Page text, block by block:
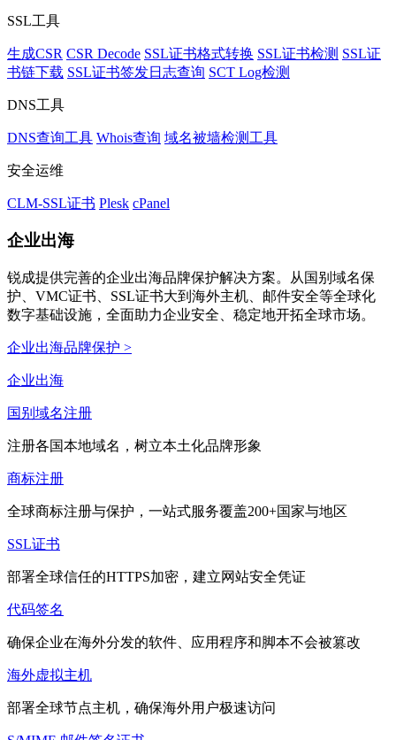
SSL工具
生成CSR CSR Decode SSL证书格式转换 SSL证书检测 SSL证
书链下载 SSL证书签发日志查询 SCT Log检测
DNS工具
DNS查询工具 Whois查询 域名被墙检测工具
安全运维
CLM-SSL证书 Plesk cPanel
企业出海
锐成提供完善的企业出海品牌保护解决方案。从国别域名保
护、VMC证书、SSL证书大到海外主机、邮件安全等全球化
数字基础设施，全面助力企业安全、稳定地开拓全球市场。
企业出海品牌保护 >
企业出海
国别域名注册
注册各国本地域名，树立本土化品牌形象
商标注册
全球商标注册与保护，一站式服务覆盖200+国家与地区
SSL证书
部署全球信任的HTTPS加密，建立网站安全凭证
代码签名
确保企业在海外分发的软件、应用程序和脚本不会被篡改
海外虚拟主机
部署全球节点主机，确保海外用户极速访问